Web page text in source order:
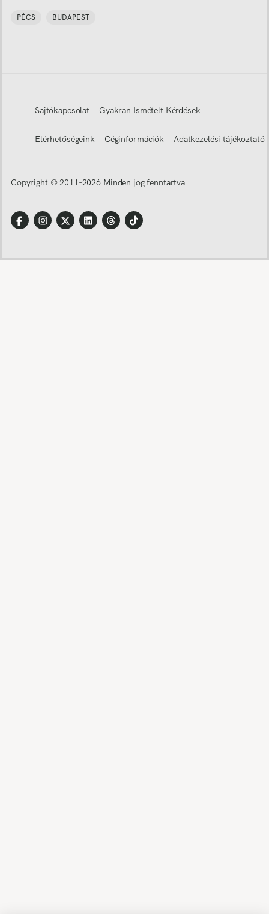
PÉCS BUDAPEST
Sajtókapcsolat Gyakran Ismételt Kérdések
Elérhetőségeink Céginformációk Adatkezelési tájékoztató
Copyright © 2011-2026 Minden jog fenntartva